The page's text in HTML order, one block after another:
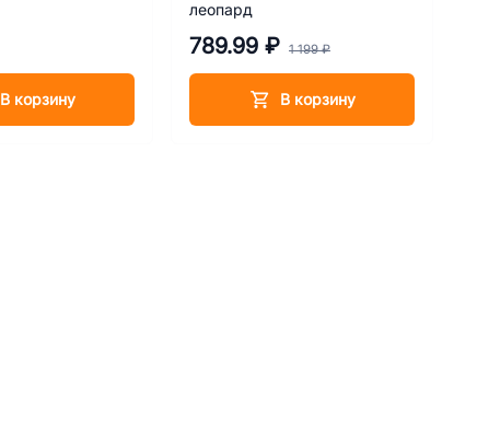
В корзину
леопард
789.99 ₽ 1 199 ₽
В корзину